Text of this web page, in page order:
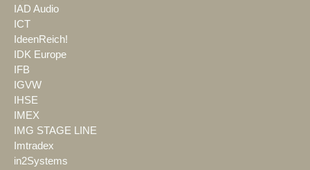
IAD Audio
ICT
IdeenReich!
IDK Europe
IFB
IGVW
IHSE
IMEX
IMG STAGE LINE
Imtradex
in2Systems